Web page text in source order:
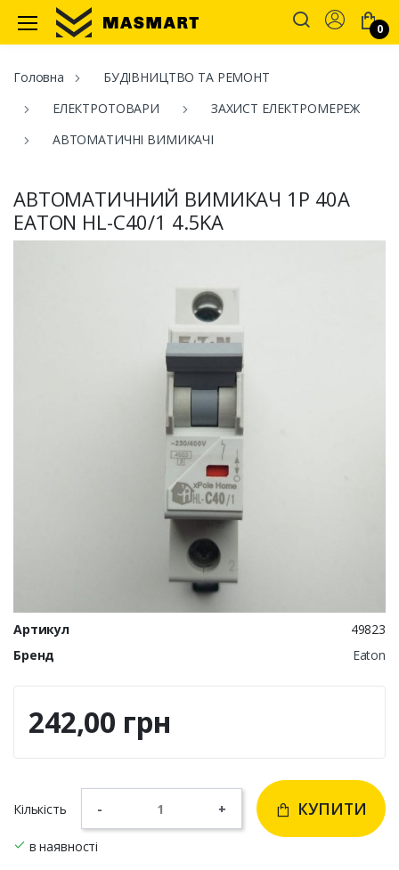
Masmart
Account
0
Головна
БУДІВНИЦТВО ТА РЕМОНТ
ЕЛЕКТРОТОВАРИ
ЗАХИСТ ЕЛЕКТРОМЕРЕЖ
АВТОМАТИЧНІ ВИМИКАЧІ
АВТОМАТИЧНИЙ ВИМИКАЧ 1P 40A
EATON HL-C40/1 4.5KA
Артикул
49823
Бренд
Eaton
242,00 грн
Кількість - + КУПИТИ
в наявності